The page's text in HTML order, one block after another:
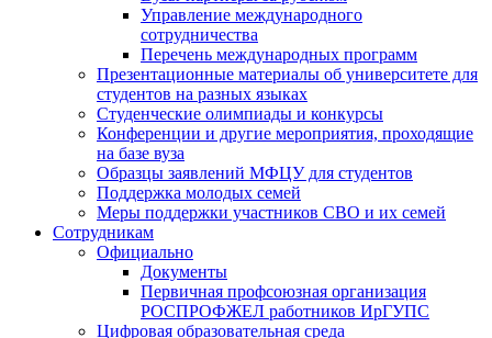
Управление международного
сотрудничества
Перечень международных программ
Презентационные материалы об университете для
студентов на разных языках
Студенческие олимпиады и конкурсы
Конференции и другие мероприятия, проходящие
на базе вуза
Образцы заявлений МФЦУ для студентов
Поддержка молодых семей
Меры поддержки участников СВО и их семей
Сотрудникам
Официально
Документы
Первичная профсоюзная организация
РОСПРОФЖЕЛ работников ИрГУПС
Цифровая образовательная среда